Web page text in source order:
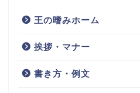
王の嗜みホーム
挨拶・マナー
書き方・例文